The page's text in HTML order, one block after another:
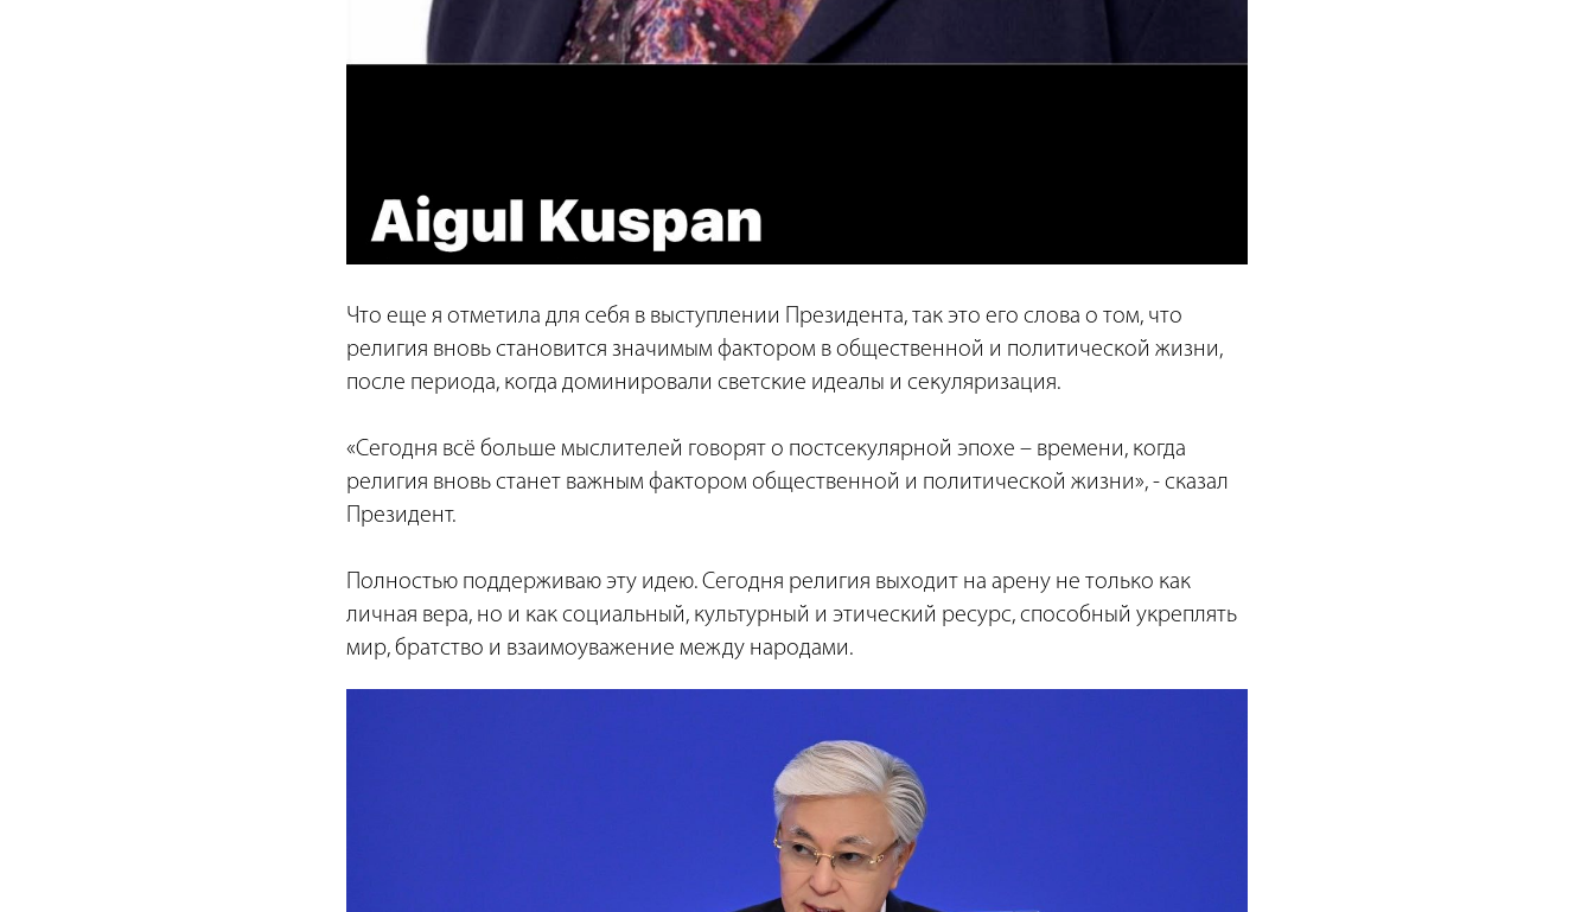
Что еще я отметила для себя в выступлении Президента, так это его слова о том, что
религия вновь становится значимым фактором в общественной и политической жизни,
после периода, когда доминировали светские идеалы и секуляризация.
«Сегодня всё больше мыслителей говорят о постсекулярной эпохе – времени, когда
религия вновь станет важным фактором общественной и политической жизни», - сказал
Президент.
Полностью поддерживаю эту идею. Сегодня религия выходит на арену не только как
личная вера, но и как социальный, культурный и этический ресурс, способный укреплять
мир, братство и взаимоуважение между народами.